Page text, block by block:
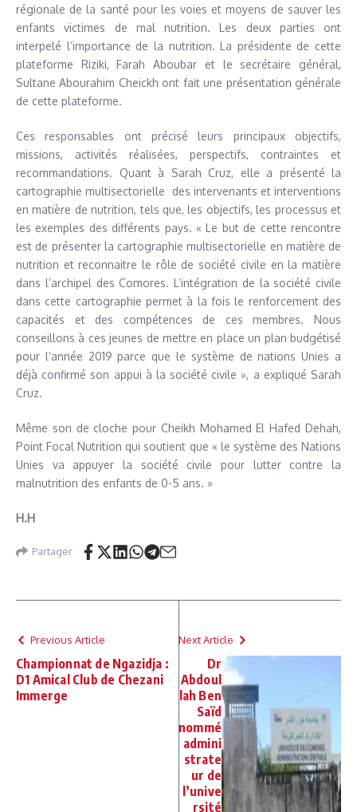
régionale de la santé pour les voies et moyens de sauver les
enfants victimes de mal nutrition. Les deux parties ont
interpelé l’importance de la nutrition. La présidente de cette
plateforme Riziki, Farah Aboubar et le secrétaire général,
Sultane Abourahim Cheickh ont fait une présentation générale
de cette plateforme.
Ces responsables ont précisé leurs principaux objectifs,
missions, activités réalisées, perspectifs, contraintes et
recommandations. Quant à Sarah Cruz, elle a présenté la
cartographie multisectorielle des intervenants et interventions
en matière de nutrition, tels que, les objectifs, les processus et
les exemples des différents pays. « Le but de cette rencontre
est de présenter la cartographie multisectorielle en matière de
nutrition et reconnaitre le rôle de société civile en la matière
dans l’archipel des Comores. L’intégration de la société civile
dans cette cartographie permet à la fois le renforcement des
capacités et des compétences de ces membres. Nous
conseillons à ces jeunes de mettre en place un plan budgétisé
pour l’année 2019 parce que le système de nations Unies a
déjà confirmé son appui à la société civile », a expliqué Sarah
Cruz.
Même son de cloche pour Cheikh Mohamed El Hafed Dehah,
Point Focal Nutrition qui soutient que « le système des Nations
Unies va appuyer la société civile pour lutter contre la
malnutrition des enfants de 0-5 ans. »
H.H
Partager
Previous Article
Championnat de Ngazidja :
D1 Amical Club de Chezani
Immerge
Next Article
Dr
Abdoul
lah Ben
Saïd
nommé
admini
strate
ur de
l’unive
rsité